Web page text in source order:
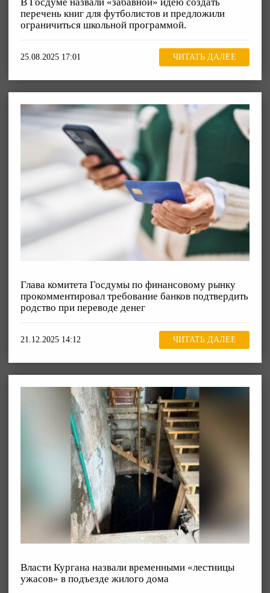
перечень книг для футболистов и предложили
ограничиться школьной программой.
25.08.2025 17:01 ЧИТАТЬ ДАЛЕЕ
Глава комитета Госдумы по финансовому рынку
прокомментировал требование банков подтвердить
родство при переводе денег
21.12.2025 14:12 ЧИТАТЬ ДАЛЕЕ
Власти Кургана назвали временными «лестницы
ужасов» в подъезде жилого дома